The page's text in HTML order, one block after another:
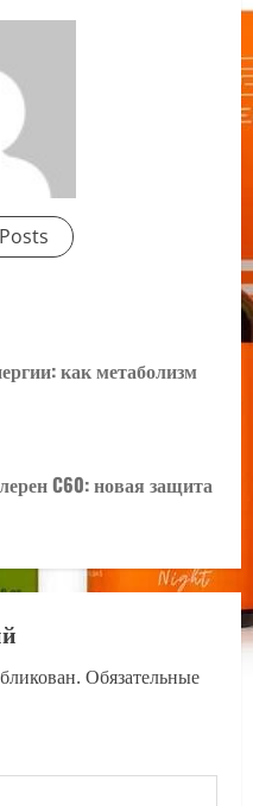
как метаболизм
C60: новая защита
Обязательные